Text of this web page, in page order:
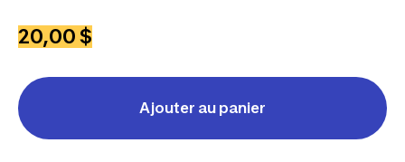
20,00 $
Ajouter au panier